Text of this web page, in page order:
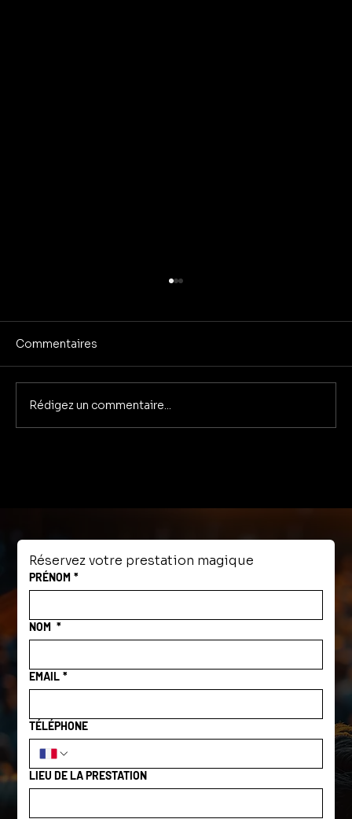
Commentaires
Rédigez un commentaire...
Réservez votre prestation magique
PRÉNOM *
NOM *
EMAIL *
TÉLÉPHONE
LIEU DE LA PRESTATION